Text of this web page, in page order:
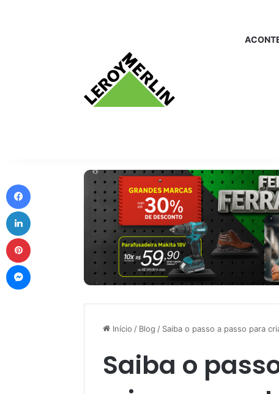
Início / Blog / Saiba o passo a passo para
Saiba o